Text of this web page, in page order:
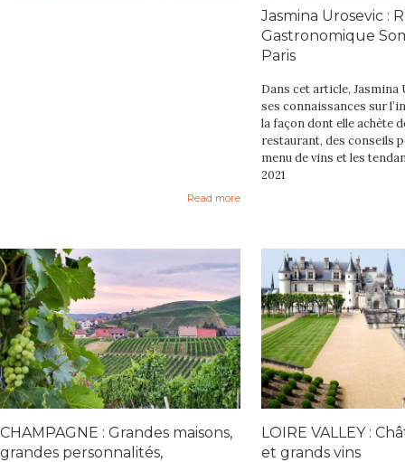
Read more
Jasmina Urosevic :
Gastronomique
Paris
Dans cet article, Jasmina
ses connaissances sur
la façon dont elle achète
restaurant, des conseils
menu de vins et les
2021
CHAMPAGNE : Grandes maisons,
grandes personnalités,
LOIRE VALLEY :
et grands vins